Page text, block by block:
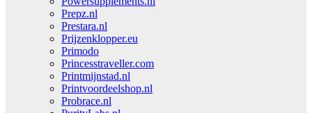
Prepz.nl
Prestara.nl
Prijzenklopper.eu
Primodo
Princesstraveller.com
Printmijnstad.nl
Printvoordeelshop.nl
Probrace.nl